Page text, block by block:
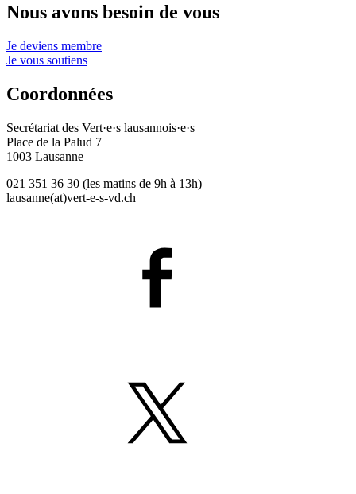
Nous avons besoin de vous
Je deviens membre
Je vous soutiens
Coordonnées
Secrétariat des Vert·e·s lausannois·e·s
Place de la Palud 7
1003 Lausanne
021 351 36 30 (les matins de 9h à 13h)
lausanne(at)vert-e-s-vd.ch